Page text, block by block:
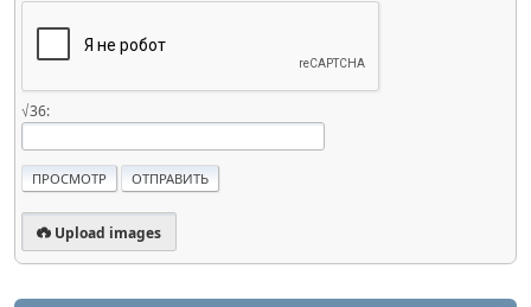
√36:
Upload images